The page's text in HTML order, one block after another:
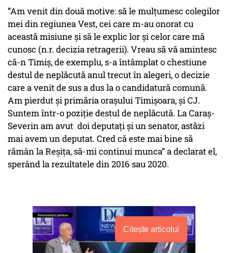
”Am venit din două motive: să le mulțumesc colegilor
mei din regiunea Vest, cei care m-au onorat cu
această misiune și să le explic lor și celor care mă
cunosc (n.r. decizia retragerii). Vreau să vă amintesc
că-n Timiș, de exemplu, s-a întâmplat o chestiune
destul de neplăcută anul trecut în alegeri, o decizie
care a venit de sus a dus la o candidatură comună.
Am pierdut și primăria orașului Timișoara, și CJ.
Suntem într-o poziție destul de neplăcută. La Caraș-
Severin am avut doi deputați și un senator, astăzi
mai avem un deputat. Cred că este mai bine să
rămân la Reșița, să-mi continui munca” a declarat el,
sperând la rezultatele din 2016 sau 2020.
Citește articolul